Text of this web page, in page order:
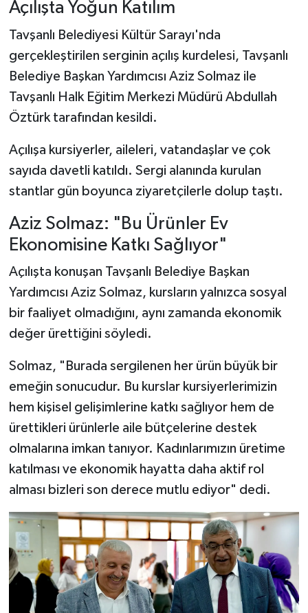
Açılışta Yoğun Katılım
Tavşanlı Belediyesi Kültür Sarayı'nda
gerçekleştirilen serginin açılış kurdelesi, Tavşanlı
Belediye Başkan Yardımcısı Aziz Solmaz ile
Tavşanlı Halk Eğitim Merkezi Müdürü Abdullah
Öztürk tarafından kesildi.
Açılışa kursiyerler, aileleri, vatandaşlar ve çok
sayıda davetli katıldı. Sergi alanında kurulan
stantlar gün boyunca ziyaretçilerle dolup taştı.
Aziz Solmaz: "Bu Ürünler Ev
Ekonomisine Katkı Sağlıyor"
Açılışta konuşan Tavşanlı Belediye Başkan
Yardımcısı Aziz Solmaz, kursların yalnızca sosyal
bir faaliyet olmadığını, aynı zamanda ekonomik
değer ürettiğini söyledi.
Solmaz, "Burada sergilenen her ürün büyük bir
emeğin sonucudur. Bu kurslar kursiyerlerimizin
hem kişisel gelişimlerine katkı sağlıyor hem de
ürettikleri ürünlerle aile bütçelerine destek
olmalarına imkan tanıyor. Kadınlarımızın üretime
katılması ve ekonomik hayatta daha aktif rol
alması bizleri son derece mutlu ediyor" dedi.